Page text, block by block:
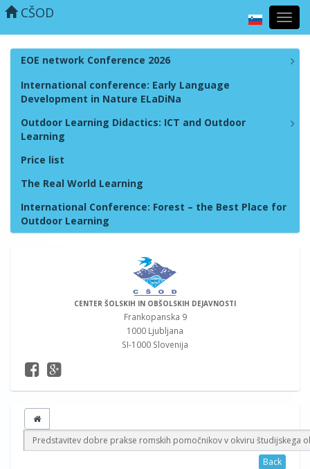
CŠOD
EOE network Conference 2026
International conference: Early Language
Development in Nature ELaDiNa
Outdoor Learning Didactics: ICT and Outdoor
Learning
Price list
The Real World Learning
International Conference: Forest – the Best Place for
Outdoor Learning
CENTER ŠOLSKIH IN OBŠOLSKIH DEJAVNOSTI
Frankopanska 9
1000 Ljubljana
SI-1000 Slovenija
Predstavitev dobre prakse romskih pomočnikov v okviru študijskega
Back